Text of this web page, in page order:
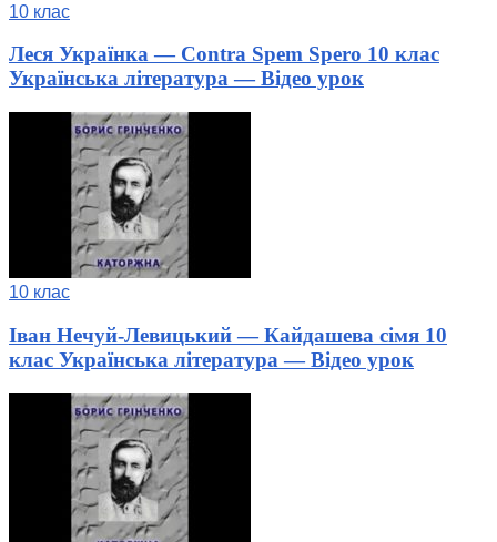
10 клас
Леся Українка — Contra Spem Spero 10 клас
Українська література — Відео урок
10 клас
Іван Нечуй-Левицький — Кайдашева сімя 10
клас Українська література — Відео урок